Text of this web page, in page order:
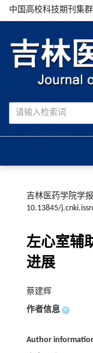
中国高校科技期刊集
吉林医药学院学报
10.13845/
左心室辅
进展
蔡建辉
作者信息 +
Author